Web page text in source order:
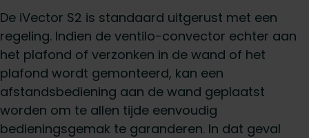
De iVector S2 is standaard uitgerust met een
regeling. Indien de ventilo-convector echter aan
het plafond of verzonken in de wand of het
plafond wordt gemonteerd, kan een
afstandsbediening aan de wand geplaatst
worden om te allen tijde eenvoudig
bedieningsgemak te garanderen. In dat geval